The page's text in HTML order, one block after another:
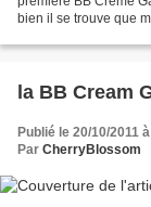
bien il se trouve que
la BB Cream
Publié le 20/10/2011
Par CherryBlossom